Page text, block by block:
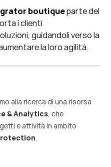
boutiquepartedel
i clienti
guidandoliverso la
laloro agilità.
alla ricerca di una risorsa
& Analytics, che
e attività in ambito
.